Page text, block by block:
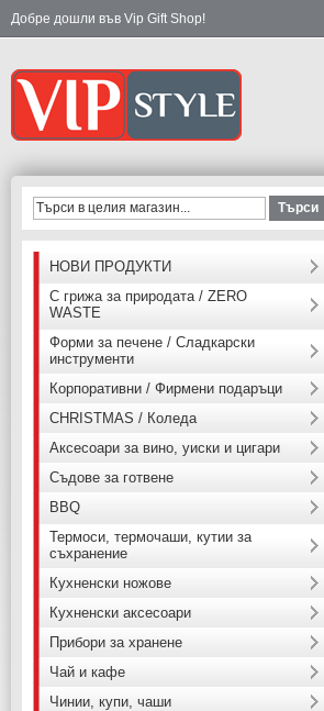
Добре дошли във Vip Gift Shop!
Търси
НОВИ ПРОДУКТИ
С грижа за природата / ZERO
WASTE
Форми за печене / Сладкарски
инструменти
Корпоративни / Фирмени подаръци
CHRISTMAS / Коледа
Аксесоари за вино, уиски и цигари
Съдове за готвене
BBQ
Термоси, термочаши, кутии за
съхранение
Кухненски ножове
Кухненски аксесоари
Прибори за хранене
Чай и кафе
Чинии, купи, чаши